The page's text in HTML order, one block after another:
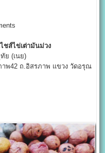
ชส์ไข่เต่ามันม่วง
ย (เนย)
พ42 ถ.อิสรภาพ แขวง วัดอรุณ